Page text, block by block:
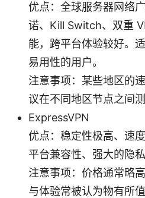
优点：全球服务器网络
诺、Kill Switch、双重
能，跨平台体验较好。
易用性的用户。
注意事项：某些地区的
议在不同地区节点之间
ExpressVPN
优点：稳定性极高、速
平台兼容性、强大的隐
注意事项：价格通常略
与体验常被认为物有所值